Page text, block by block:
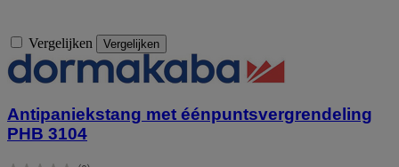
Vergelijken Vergelijken
Antipaniekstang met éénpuntsvergrendeling
PHB 3104